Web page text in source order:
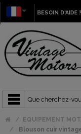
BESOIN D'AIDE ?
EQUIPEMENT
Blouson cuir